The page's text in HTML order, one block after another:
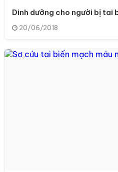
Dinh dưỡng cho người bị tai
20/06/2018